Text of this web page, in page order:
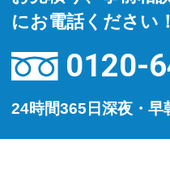
にお電話ください！
0120-
24時間365日深夜・早